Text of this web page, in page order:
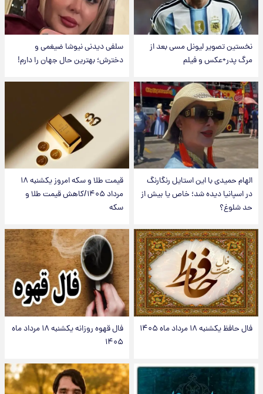
نخستین تصویر لیونل مسی بعد از
مرگ پدر+عکس و فیلم
سلفی دیدنی نیوشا ضیغمی و
دخترش؛ بهترین حال جهان را دارم!
الهام حمیدی با این استایل رنگارنگ
در اسپانیا دیده شد؛ خاص یا بیش از
حد شلوغ؟
قیمت طلا و سکه امروز یکشنبه ۱۸
مرداد ۱۴۰۵/کاهش قیمت طلا و
سکه
فال حافظ یکشنبه ۱۸ مرداد ماه ۱۴۰۵
فال قهوه روزانه یکشنبه ۱۸ مرداد ماه
۱۴۰۵